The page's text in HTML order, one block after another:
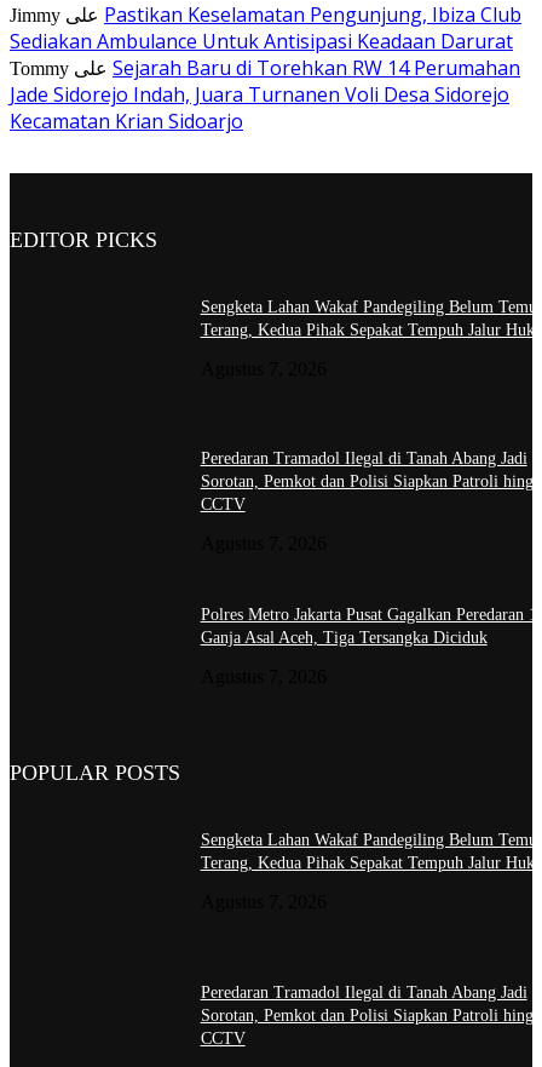
Jimmy
Pastikan Keselamatan Pengunjung, Ibiza Club
Sediakan Ambulance Untuk Antisipasi Keadaan Darurat
Tommy
Sejarah Baru di Torehkan RW 14 Perumahan
Jade Sidorejo Indah, Juara Turnanen Voli Desa Sidorejo
Kecamatan Krian Sidoarjo
EDITOR PICKS
Sengketa Lahan Wakaf Pandegiling Belum
Terang, Kedua Pihak Sepakat Tempuh Jalur
Peredaran Tramadol Ilegal di Tanah Abang Jadi
Sorotan, Pemkot dan Polisi Siapkan Patroli
CCTV
Polres Metro Jakarta Pusat Gagalkan Peredaran
Ganja Asal Aceh, Tiga Tersangka Diciduk
POPULAR POSTS
Sengketa Lahan Wakaf Pandegiling Belum
Terang, Kedua Pihak Sepakat Tempuh Jalur
Peredaran Tramadol Ilegal di Tanah Abang Jadi
Sorotan, Pemkot dan Polisi Siapkan Patroli
CCTV